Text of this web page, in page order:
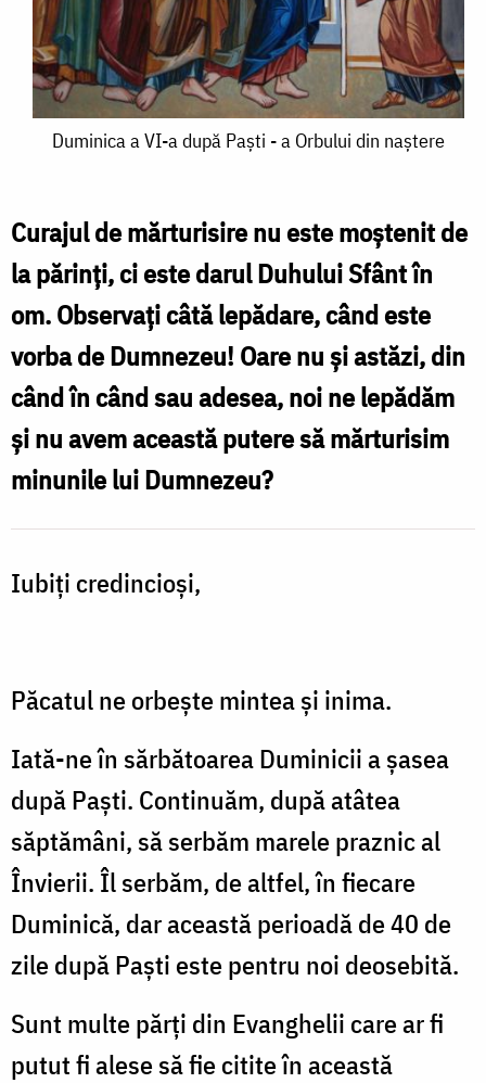
Duminica
a
după
Paşti
-
a
Orbului
din
Duminica a VI-a după Paşti - a Orbului din naştere
Curajul de mărturisire nu este moștenit de
la părinți, ci este darul Duhului Sfânt în
om. Observaţi câtă lepădare, când este
vorba de Dumnezeu! Oare nu şi astăzi, din
când în când sau adesea, noi ne lepădăm
şi nu avem această putere să mărturisim
minunile lui Dumnezeu?
Iubiţi credincioşi,
Păcatul ne orbeşte mintea şi inima.
Iată-ne în sărbătoarea Duminicii a şasea
după Paşti. Continuăm, după atâtea
săptămâni, să serbăm marele praznic al
Învierii. Îl serbăm, de altfel, în fiecare
Duminică, dar această perioadă de 40 de
zile după Paşti este pentru noi deosebită.
Sunt multe părţi din Evanghelii care ar fi
putut fi alese să fie citite în această